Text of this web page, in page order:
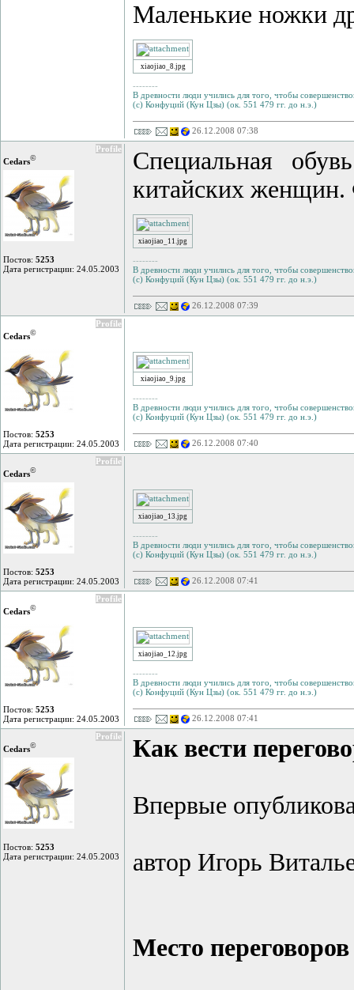
Маленькие ножки
xiaojiao_8.jpg
--------
В древности люди учились для того, чтобы
(с) Конфуций (Кун Цзы) (ок. 551 479 гг. до н.э.)
26.12.2008 07:38
Profile
Cedars©
Постов: 5253
Дата регистрации: 24.05.2003
Специальная
китайских женщин.
xiaojiao_11.jpg
--------
В древности люди учились для того, чтобы
(с) Конфуций (Кун Цзы) (ок. 551 479 гг. до н.э.)
26.12.2008 07:39
Profile
Cedars©
Постов: 5253
Дата регистрации: 24.05.2003
xiaojiao_9.jpg
--------
В древности люди учились для того, чтобы
(с) Конфуций (Кун Цзы) (ок. 551 479 гг. до н.э.)
26.12.2008 07:40
Profile
Cedars©
Постов: 5253
Дата регистрации: 24.05.2003
xiaojiao_13.jpg
--------
В древности люди учились для того, чтобы
(с) Конфуций (Кун Цзы) (ок. 551 479 гг. до н.э.)
26.12.2008 07:41
Profile
Cedars©
Постов: 5253
Дата регистрации: 24.05.2003
xiaojiao_12.jpg
--------
В древности люди учились для того, чтобы
(с) Конфуций (Кун Цзы) (ок. 551 479 гг. до н.э.)
26.12.2008 07:41
Profile
Cedars©
Постов: 5253
Дата регистрации: 24.05.2003
Как вести
Впервые
автор Игорь
Место